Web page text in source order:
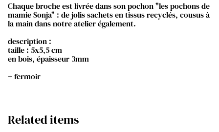
Chaque broche est livrée dans son pochon "les pochons de
mamie Sonja" : de jolis sachets en tissus recyclés, cousus à
la main dans notre atelier également.
description :
taille : 5x5,5 cm
en bois, épaisseur 3mm
+ fermoir
Related items